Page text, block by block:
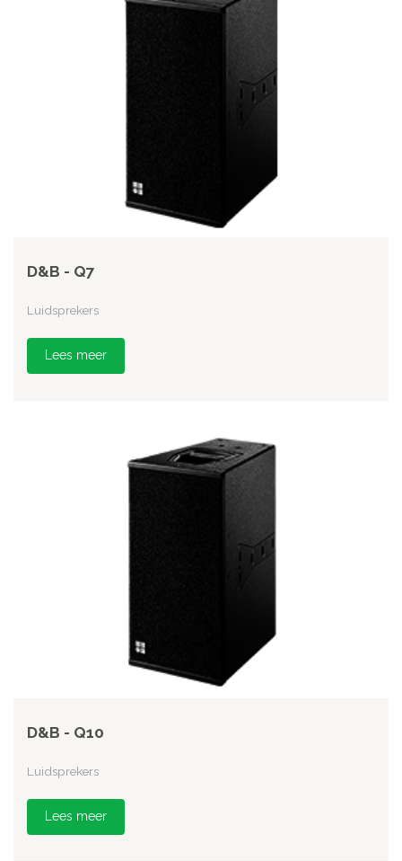
D&B - Q7
Luidsprekers
Lees meer
D&B - Q10
Luidsprekers
Lees meer